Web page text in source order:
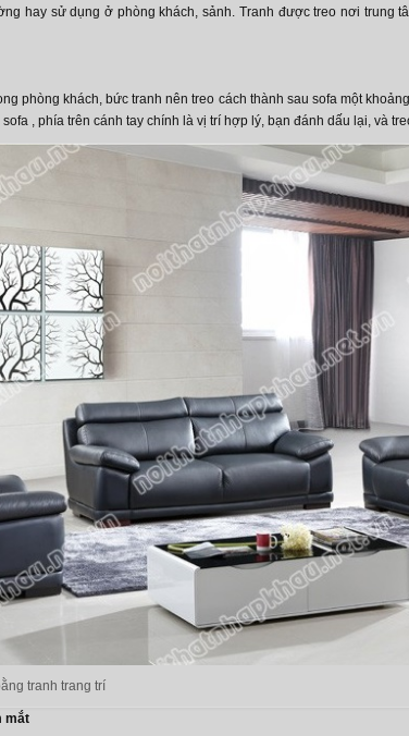
hay sử dụng ở phòng khách, sảnh. Tranh được treo nơi trung
phòng khách, bức tranh nên treo cách thành sau sofa một
, phía trên cánh tay chính là vị trí hợp lý, bạn đánh dấu lại, và
tranh trang trí
mắt